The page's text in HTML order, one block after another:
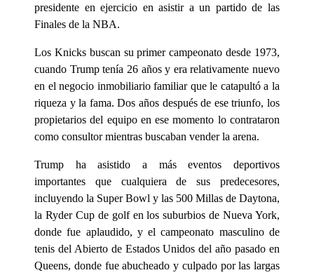
presidente en ejercicio en asistir a un partido de las
Finales de la NBA.
Los Knicks buscan su primer campeonato desde 1973,
cuando Trump tenía 26 años y era relativamente nuevo
en el negocio inmobiliario familiar que le catapultó a la
riqueza y la fama. Dos años después de ese triunfo, los
propietarios del equipo en ese momento lo contrataron
como consultor mientras buscaban vender la arena.
Trump ha asistido a más eventos deportivos
importantes que cualquiera de sus predecesores,
incluyendo la Super Bowl y las 500 Millas de Daytona,
la Ryder Cup de golf en los suburbios de Nueva York,
donde fue aplaudido, y el campeonato masculino de
tenis del Abierto de Estados Unidos del año pasado en
Queens, donde fue abucheado y culpado por las largas